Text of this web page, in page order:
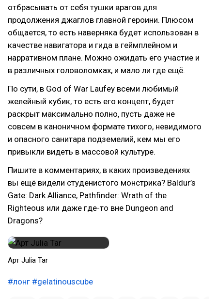
отбрасывать от себя тушки врагов для
продолжения джаглов главной героини. Плюсом
общается, то есть наверняка будет использован в
качестве навигатора и гида в геймплейном и
нарративном плане. Можно ожидать его участие и
в различных головоломках, и мало ли где ещё.
По сути, в God of War Laufey всеми любимый
желейный кубик, то есть его концепт, будет
раскрыт максимально полно, пусть даже не
совсем в каноничном формате тихого, невидимого
и опасного санитара подземелий, кем мы его
привыкли видеть в массовой культуре.
Пишите в комментариях, в каких произведениях
вы ещё видели студенистого монстрика? Baldur’s
Gate: Dark Alliance, Pathfinder: Wrath of the
Righteous или даже где-то вне Dungeon and
Dragons?
Арт Julia Tar
#лонг #gelatinouscube